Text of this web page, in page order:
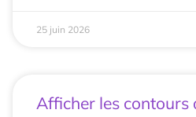
25 juin 2026
Afficher les